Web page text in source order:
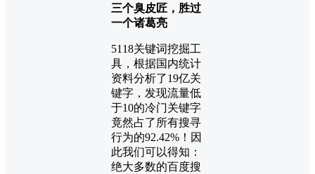
三个臭皮匠，胜过
一个诸葛亮
5118关键词挖掘工
具，根据国内统计
资料分析了19亿关
键字，发现流量低
于10的冷门关键字
竟然占了所有搜寻
行为的92.42%！因
此我们可以得知：
绝大多数的百度搜